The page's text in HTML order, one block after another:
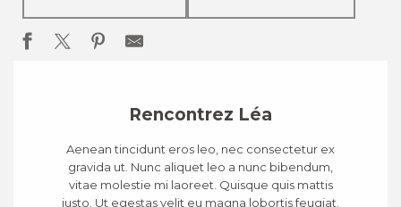
Rencontrez Léa
Aenean tincidunt eros leo, nec consectetur ex
gravida ut. Nunc aliquet leo a nunc bibendum,
vitae molestie mi laoreet. Quisque quis mattis
justo. Ut egestas velit eu magna lobortis feugiat.